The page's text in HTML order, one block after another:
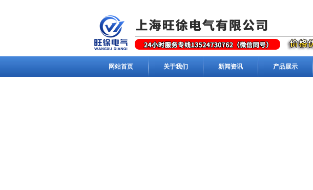
网站首页 关于我们 新闻资讯 产品展示